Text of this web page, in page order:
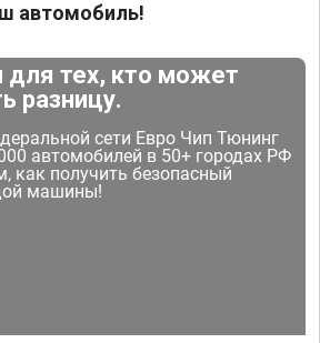
автомобиль!
тех, кто может
разницу.
сети Евро Чип Тюнинг
автомобилей в 50+ городах РФ
как получить безопасный
машины!